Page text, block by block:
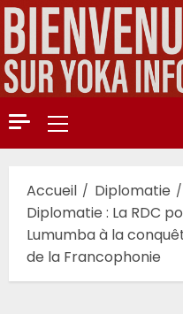
Aller
au
contenu
Menu
principal
Accueil
Diplomatie
Diplomatie : La RDC
Lumumba à la
de la Francophonie